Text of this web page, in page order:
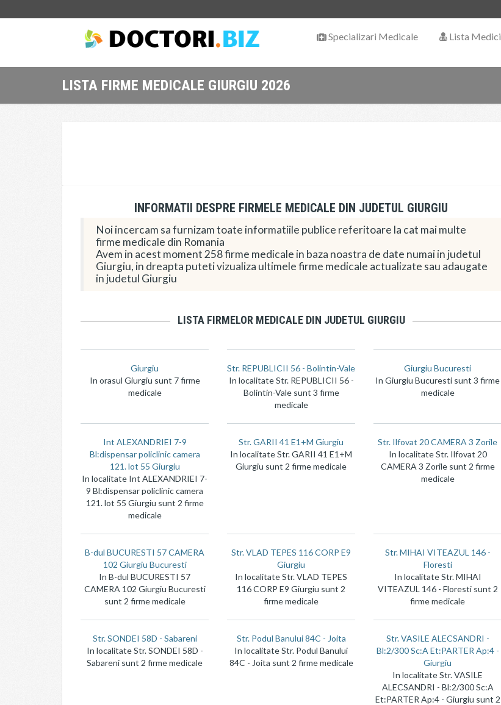
Specializari Medicale Lista Medici
LISTA FIRME MEDICALE GIURGIU 2026
INFORMATII DESPRE FIRMELE MEDICALE DIN JUDETUL GIURGIU
Noi incercam sa furnizam toate informatiile publice referitoare la cat mai multe
firme medicale din Romania
Avem in acest moment 258 firme medicale in baza noastra de date numai in judetul
Giurgiu, in dreapta puteti vizualiza ultimele firme medicale actualizate sau adaugate
in judetul Giurgiu
LISTA FIRMELOR MEDICALE DIN JUDETUL GIURGIU
Giurgiu
In orasul Giurgiu sunt 7 firme
medicale
Str. REPUBLICII 56 - Bolintin-Vale
In localitate Str. REPUBLICII 56 -
Bolintin-Vale sunt 3 firme
medicale
Giurgiu Bucuresti
In Giurgiu Bucuresti sunt 3 firme
medicale
Int ALEXANDRIEI 7-9
Bl:dispensar policlinic camera
121. lot 55 Giurgiu
In localitate Int ALEXANDRIEI 7-
9 Bl:dispensar policlinic camera
121. lot 55 Giurgiu sunt 2 firme
medicale
Str. GARII 41 E1+M Giurgiu
In localitate Str. GARII 41 E1+M
Giurgiu sunt 2 firme medicale
Str. Ilfovat 20 CAMERA 3 Zorile
In localitate Str. Ilfovat 20
CAMERA 3 Zorile sunt 2 firme
medicale
B-dul BUCURESTI 57 CAMERA
102 Giurgiu Bucuresti
In B-dul BUCURESTI 57
CAMERA 102 Giurgiu Bucuresti
sunt 2 firme medicale
Str. VLAD TEPES 116 CORP E9
Giurgiu
In localitate Str. VLAD TEPES
116 CORP E9 Giurgiu sunt 2
firme medicale
Str. MIHAI VITEAZUL 146 -
Floresti
In localitate Str. MIHAI
VITEAZUL 146 - Floresti sunt 2
firme medicale
Str. SONDEI 58D - Sabareni
In localitate Str. SONDEI 58D -
Sabareni sunt 2 firme medicale
Str. Podul Banului 84C - Joita
In localitate Str. Podul Banului
84C - Joita sunt 2 firme medicale
Str. VASILE ALECSANDRI -
Bl:2/300 Sc:A Et:PARTER Ap:4 -
Giurgiu
In localitate Str. VASILE
ALECSANDRI - Bl:2/300 Sc:A
Et:PARTER Ap:4 - Giurgiu sunt 2